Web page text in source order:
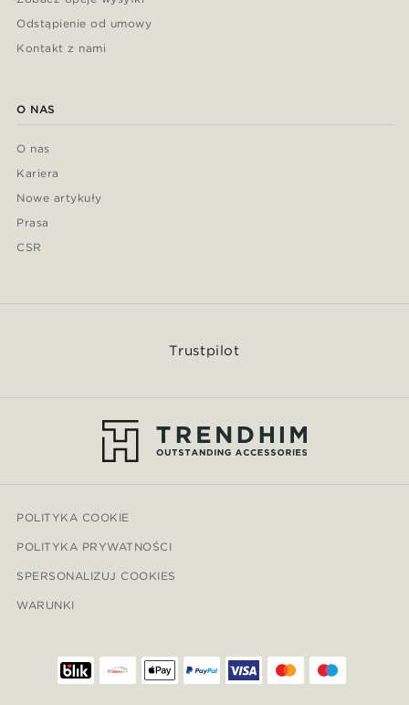
Odstąpienie od umowy
Kontakt z nami
O NAS
O nas
Kariera
Nowe artykuły
Prasa
CSR
Trustpilot
POLITYKA COOKIE
POLITYKA PRYWATNOŚCI
SPERSONALIZUJ COOKIES
WARUNKI